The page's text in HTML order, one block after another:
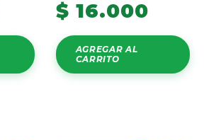
$ 16.000
AGREGAR AL
CARRITO